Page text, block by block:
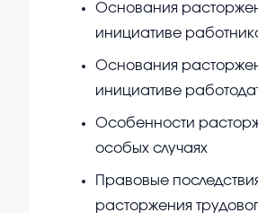
Основания
инициативе
Основания
инициативе
Особенности
особых случаях
Правовые
расторжения